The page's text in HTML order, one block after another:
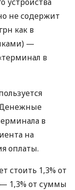
не содержит
как в
—
в
Денежные
в
на
оплаты.
стоить 1,3% от
1,3% от суммы